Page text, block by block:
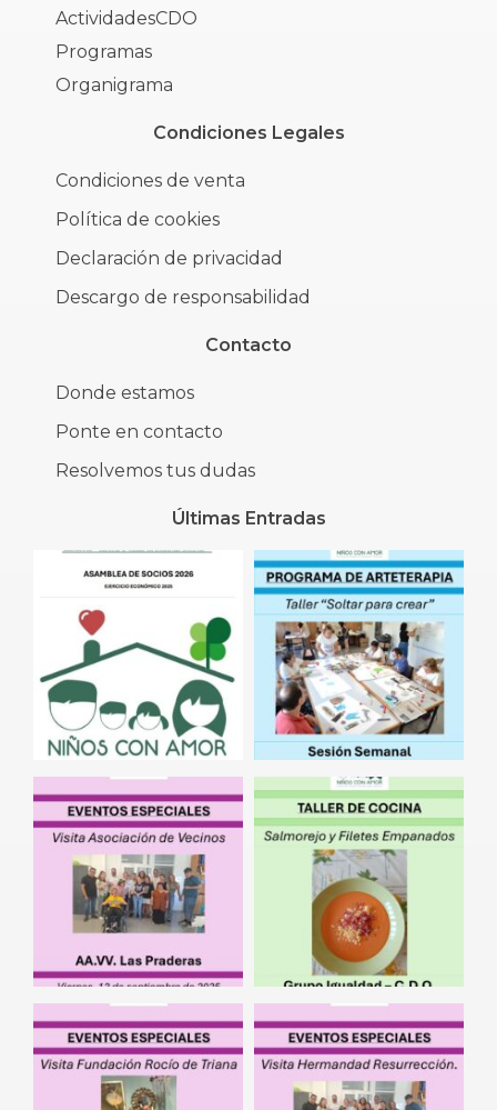
ActividadesCDO
Programas
Organigrama
Condiciones Legales
Condiciones de venta
Política de cookies
Declaración de privacidad
Descargo de responsabilidad
Contacto
Donde estamos
Ponte en contacto
Resolvemos tus dudas
Últimas Entradas